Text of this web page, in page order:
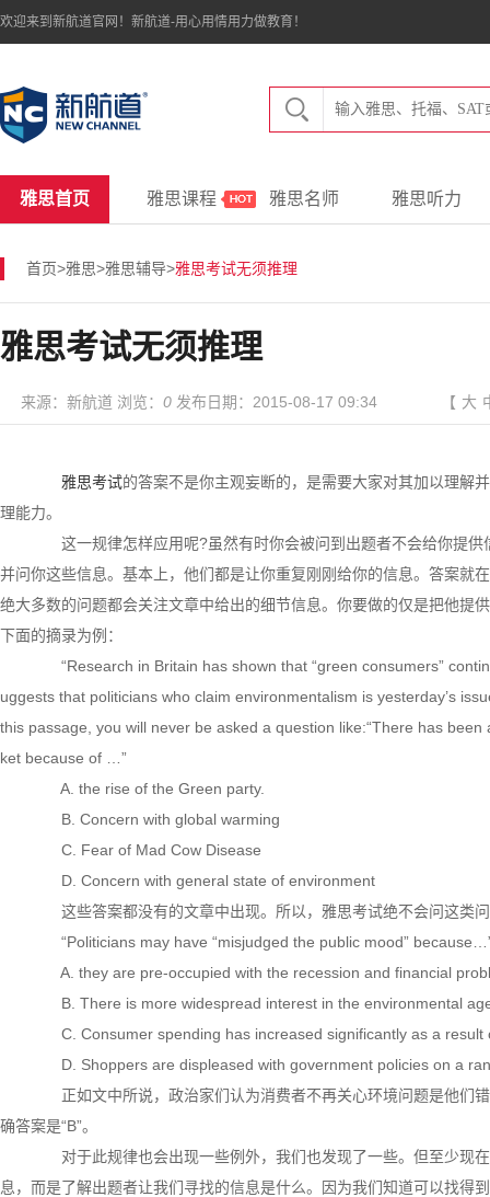
欢迎来到新航道官网！新航道-用心用情用力做教育！
雅思首页 雅思课程 雅思名师 雅思听力
首页>雅思>雅思辅导>雅思考试无须推理
雅思考试无须推理
来源：新航道 浏览： 0 发布日期：2015-08-17 09:34 【 大
雅思考试的答案不是你主观妄断的，是需要大家对其加以理解
理能力。
这一规律怎样应用呢?虽然有时你会被问到出题者不会给你提供
并问你这些信息。基本上，他们都是让你重复刚刚给你的信息。答案就
绝大多数的问题都会关注文章中给出的细节信息。你要做的仅是把他提
下面的摘录为例：
“Research in Britain has shown that “green consumers”
uggests that politicians who claim environmentalism is yesterday’s
this passage, you will never be asked a question like:“There has
ket because of …”
A. the rise of the Green party.
B. Concern with global warming
C. Fear of Mad Cow Disease
D. Concern with general state of environment
这些答案都没有的文章中出现。所以，雅思考试绝不会问这类
“Politicians may have “misjudged the public mood”
A. they are pre-occupied with the recession and financial
B. There is more widespread interest in the environmental
C. Consumer spending has increased significantly as a result
D. Shoppers are displeased with government policies on a
正如文中所说，政治家们认为消费者不再关心环境问题是他们
确答案是“B”。
对于此规律也会出现一些例外，我们也发现了一些。但至少现
息，而是了解出题者让我们寻找的信息是什么。因为我们知道可以找得